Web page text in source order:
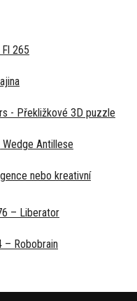
265
- Překližkové 3D puzzle
Antillese
nebo kreativní
–⁠ Liberator
–⁠ Robobrain